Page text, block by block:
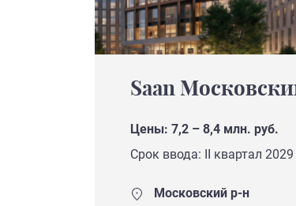
Saan
Цены: 7,2 – 8,4 млн. руб.
Срок ввода: II квартал 2029
Московский р-н